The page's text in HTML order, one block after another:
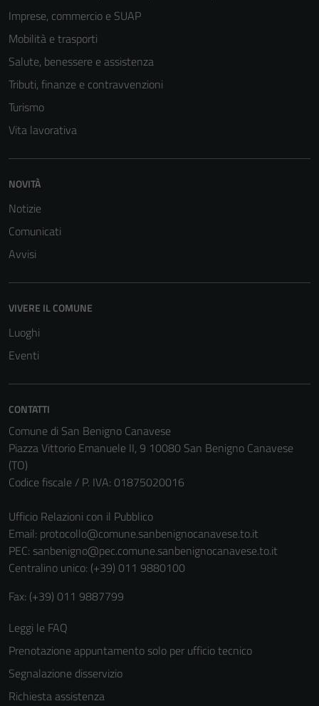
Imprese, commercio e SUAP
Mobilità e trasporti
Salute, benessere e assistenza
Tributi, finanze e contravvenzioni
Turismo
Vita lavorativa
NOVITÀ
Notizie
Comunicati
Avvisi
VIVERE IL COMUNE
Luoghi
Eventi
CONTATTI
Comune di San Benigno Canavese
Piazza Vittorio Emanuele II, 9 10080 San Benigno Canavese
(TO)
Codice fiscale / P. IVA: 01875020016
Ufficio Relazioni con il Pubblico
Email: protocollo@comune.sanbenignocanavese.to.it
PEC: sanbenigno@pec.comune.sanbenignocanavese.to.it
Centralino unico: (+39) 011 9880100
Fax: (+39) 011 9887799
Leggi le FAQ
Prenotazione appuntamento solo per ufficio tecnico
Segnalazione disservizio
Richiesta assistenza
per il
Questi cookie